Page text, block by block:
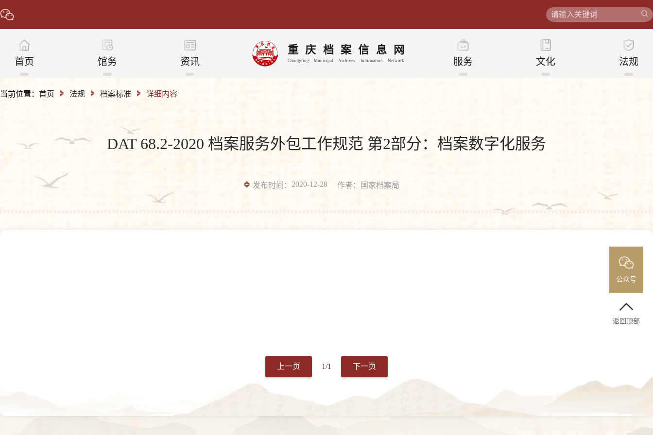
公众号
返回顶部
首页 馆务 资讯
重 庆 档 案 信 息 网
Chongqing Municipal Archives Information Network 服务 文化 法规
当前位置： 首页 法规 档案标准 详细内容
DAT 68.2-2020 档案服务外包工作规范 第2部分：档案数字化服务
发布时间： 2020-12-28 作者：国家档案局
上一页 1/1 下一页